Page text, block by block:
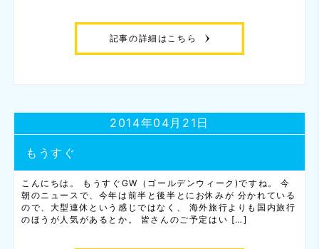
記事の詳細はこちら
もうすぐ
2014年04月21日
こんにちは。 もうすぐGW（ゴールデンウィーク)ですね。 今
朝のニュースで、今年は前半と後半とにお休みが 分かれている
ので、大型連休という感じではなく、 海外旅行よりも国内旅行
のほうが人気があるとか。 皆さんのご予定はい […]